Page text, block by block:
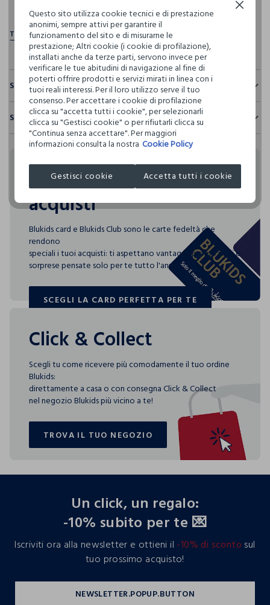
Sostenibilità e trasparenza
Sicurezza
Il 100% dei nostri articoli viene sottoposto a test chimico-
fisici, per verificarne il rispetto dei limiti che abbiamo
definito per l’uso di sostanze chimiche, talvolta anche più
internazionale.
Clicca qui per vedere i dettagli
I nostri fornitori
L'OREAL ITALIA S.P.A.
Spedizione e resi
Hai fino a 30 giorni dalla consegna del tuo ordine online per
cambiare idea e restituire i prodotti che hai acquistato.
Rendi speciali i tuoi
acquisti
Blukids card e Blukids Club sono le carte fedeltà che
rendono
speciali i tuoi acquisti: ti aspettano vantaggi, promozioni e
sorprese pensate solo per te tutto l'anno!
SCEGLI LA CARD PERFETTA PER TE
SCEGLI LA CARD PERFETTA PER TE
Click & Collect
Scegli tu come ricevere più comodamente il tuo ordine
Blukids:
direttamente a casa o con consegna Click & Collect
nel negozio Blukids più vicino a te!
TROVA IL TUO NEGOZIO
TROVA IL TUO NEGOZIO
Un click, un regalo:
-10% subito per te 💌
Iscriviti ora alla newsletter e ottieni il -10% di sconto sul
tuo prossimo acquisto!
Questo sito utilizza cookie tecnici e di prestazione
anonimi, sempre attivi per garantire il
funzionamento del sito e di misurarne le
prestazione; Altri cookie (i cookie di profilazione),
installati anche da terze parti, servono invece per
verificare le tue abitudini di navigazione al fine di
poterti offrire prodotti e servizi mirati in linea con i
tuoi reali interessi. Per il loro utilizzo serve il tuo
consenso. Per accettare i cookie di profilazione
clicca su "accetta tutti i cookie", per selezionarli
clicca su "Gestisci cookie" o per rifiutarli clicca su
"Continua senza accettare". Per maggiori
informazioni consulta la nostra Cookie Policy
Gestisci cookie Accetta tutti i cookie
Continua senza accettare